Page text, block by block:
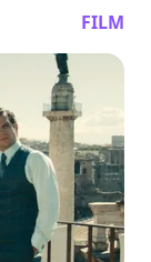
FILM